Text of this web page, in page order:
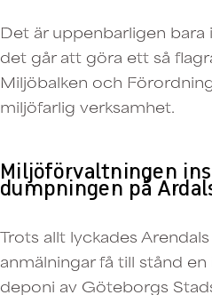
Det är uppenbarligen
det går att göra ett så
Miljöbalken och
miljöfarlig verksamhet.
Miljöförvaltningen
dumpningen på
Trots allt lyckades
anmälningar få till stånd
deponi av Göteborgs